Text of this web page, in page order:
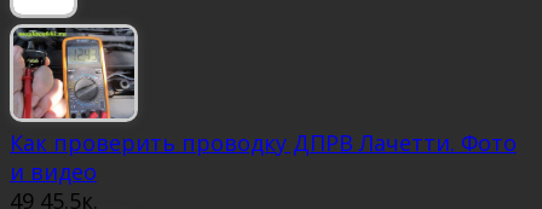
Как проверить проводку ДПРВ Лачетти. Фото
и видео
49 45.5к.